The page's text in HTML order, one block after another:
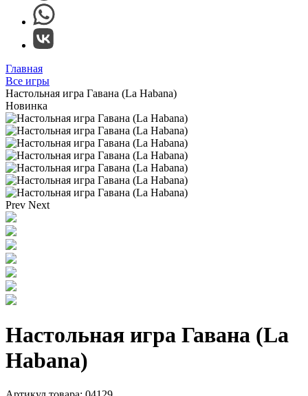
Главная
Все игры
Настольная игра Гавана (La Habana)
Новинка
Prev Next
Настольная игра Гавана (La
Habana)